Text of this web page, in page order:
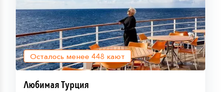
Осталось менее 448 кают
Любимая Турция